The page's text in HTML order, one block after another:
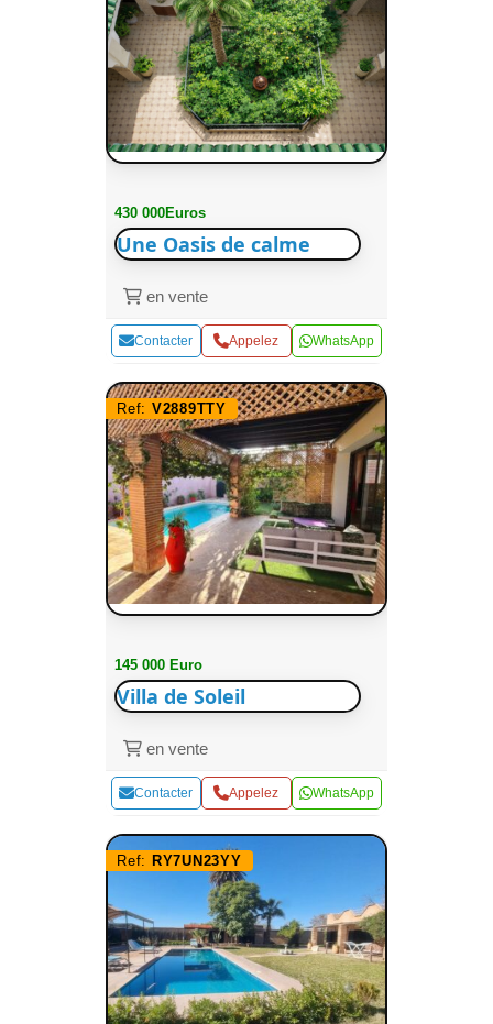
430 000Euros
Une Oasis de calme
en vente
Contacter Appelez WhatsApp
Ref: V2889TTY
145 000 Euro
Villa de Soleil
en vente
Contacter Appelez WhatsApp
Ref: RY7UN23YY